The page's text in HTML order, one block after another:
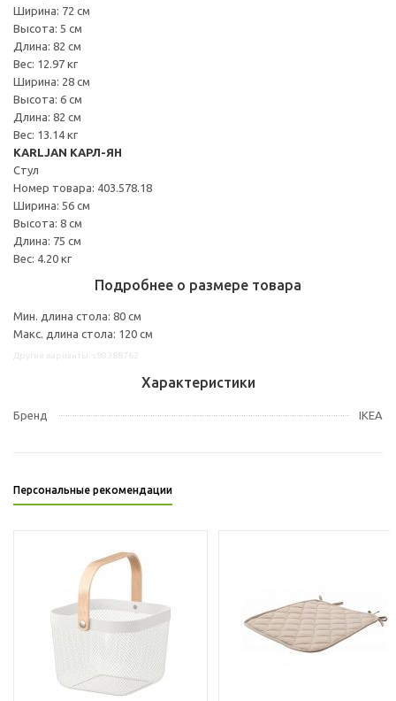
Ширина: 72 см
Высота: 5 см
Длина: 82 см
Вес: 12.97 кг
Ширина: 28 см
Высота: 6 см
Длина: 82 см
Вес: 13.14 кг
KARLJAN КАРЛ-ЯН
Стул
Номер товара: 403.578.18
Ширина: 56 см
Высота: 8 см
Длина: 75 см
Вес: 4.20 кг
Подробнее о размере товара
Мин. длина стола: 80 см
Макс. длина стола: 120 см
Характеристики
Бренд IKEA
Персональные рекомендации